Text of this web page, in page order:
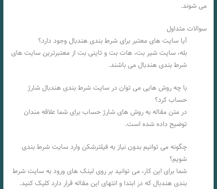
می شوند.
سوالات متداول
آیا سایت های معتبر برای شرط بندی هندبال وجود دارد؟
بله، سایت شیر بت، هات بت و تاینی بت از معتبرترین سایت های
شرط بندی هندبال می باشند.
با چه روش هایی می توان در سایت شرط بندی هندبال شارژ
حساب کرد؟
در متن مقاله به روش های شارژ حساب برای شما علاقه مندان
توضیح داده شده است.
چگونه می توانیم بدون نیاز به فیلترشکن وارد سایت شرط بندی
شویم؟
شما برای این کار، می توانید بر روی لینک های ورود به سایت شرط
بندی هندبال که در ابتدا و انتهای این مقاله قرار دارد کلیک کنید.